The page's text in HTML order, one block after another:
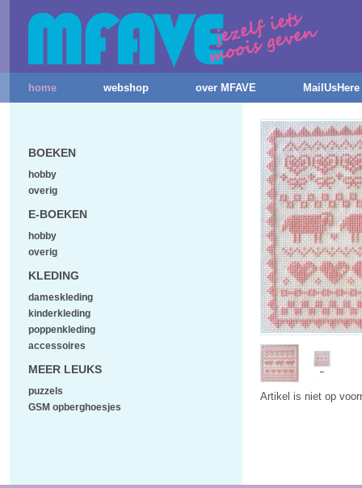
home webshop over MFAVE MailUsHere
Artikel is niet op
BOEKEN
hobby
overig
E-BOEKEN
hobby
overig
KLEDING
dameskleding
kinderkleding
poppenkleding
accessoires
MEER LEUKS
puzzels
GSM opberghoesjes